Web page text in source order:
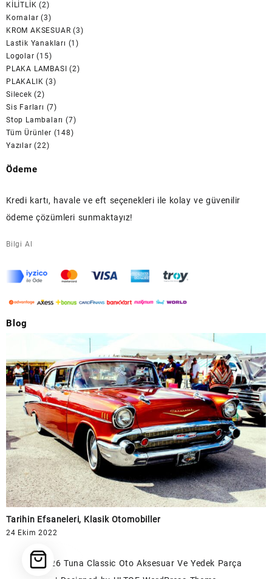
KİLİTLİK (2)
Kornalar (3)
KROM AKSESUAR (3)
Lastik Yanakları (1)
Logolar (15)
PLAKA LAMBASI (2)
PLAKALIK (3)
Silecek (2)
Sis Farları (7)
Stop Lambaları (7)
Tüm Ürünler (148)
Yazılar (22)
Ödeme
Kredi kartı, havale ve eft seçenekleri ile kolay ve güvenilir
ödeme çözümleri sunmaktayız!
Bilgi Al
Blog
Tarihin Efsaneleri, Klasik Otomobiller
24 Ekim 2022
© 2026Tuna Classic Oto Aksesuar Ve Yedek Parça